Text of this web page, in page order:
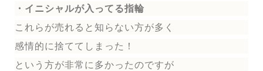
・イニシャルが入ってる指輪
これらが売れると知らない方が多く
感情的に捨ててしまった！
という方が非常に多かったのですが